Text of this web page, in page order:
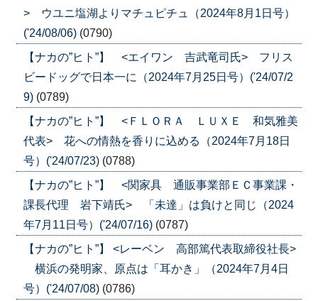
> ウユニ塩湖よりマチュピチュ（2024年8月1日号）
('24/08/06) (0790)
【ナカの”ヒト”】 <エイワン 吉武竜司氏> フリス
ビードッグで日本一に（2024年7月25日号）('24/07/2
9) (0789)
【ナカの”ヒト”】 <ＦＬＯＲＡ ＬＵＸＥ 和気雅美
代表> 花への情熱を香りに込める（2024年7月18日
号）('24/07/23) (0788)
【ナカの”ヒト”】 <関家具 通販事業部ＥＣ事業課・
課長代理 岩下靖氏> 「未達」は負けと同じ（2024
年7月11日号）('24/07/16) (0787)
【ナカの”ヒト”】 <レーベン 高部篤代表取締役社長>
横浜の発明家、原点は「耳かき」（2024年7月4日
号）('24/07/08) (0786)